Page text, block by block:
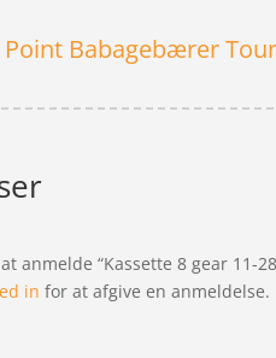
Point Babagebærer
anmelde “Kassette 8 gear 11-
in for at afgive en anmeldelse.